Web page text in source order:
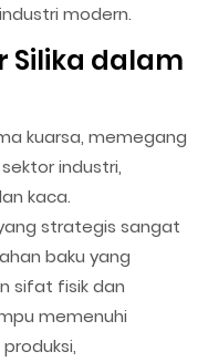
modern.
Silika dalam
kuarsa, memegang
industri,
kaca.
strategis sangat
baku yang
sifat fisik dan
memenuhi